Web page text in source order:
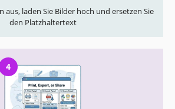
aus, laden Sie Bilder hoch und ersetzen Sie
den Platzhaltertext
4